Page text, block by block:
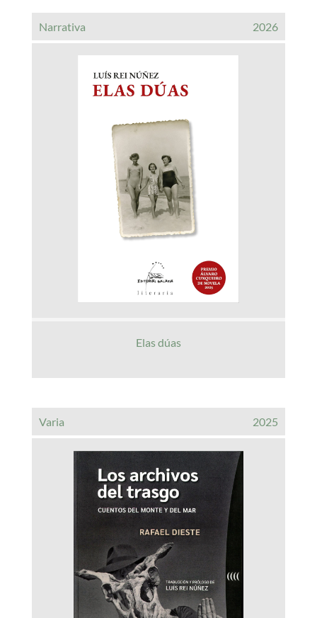
Narrativa 2026
Elas dúas
Varia 2025